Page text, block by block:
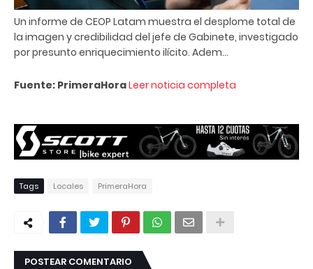
Un informe de CEOP Latam muestra el desplome total de
la imagen y credibilidad del jefe de Gabinete, investigado
por presunto enriquecimiento ilícito. Adem...
Fuente: PrimeraHoraLeer noticia completa
Tags Locales PrimeraHora
POSTEAR COMENTARIO